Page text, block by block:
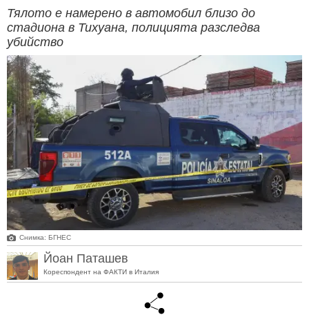
Тялото е намерено в автомобил близо до
стадиона в Тихуана, полицията разследва
убийство
Снимка: БГНЕС
Йоан Паташев
Кореспондент на ФАКТИ в Италия